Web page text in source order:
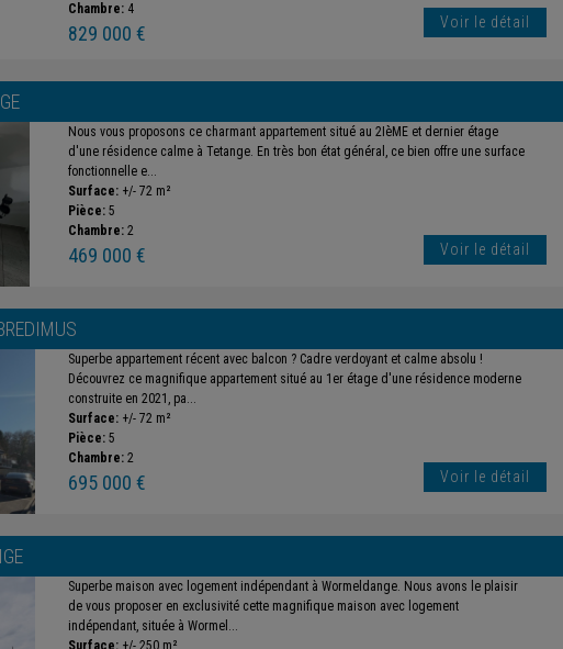
Chambre: 4
829 000 € Voir le détail
Nous vous proposons ce charmant appartement situé au 2IèME et dernier étage
d'une résidence calme à Tetange. En très bon état général, ce bien offre une surface
fonctionnelle e...
Surface: +/- 72 m²
Pièce: 5
Chambre: 2
469 000 € Voir le détail
Superbe appartement récent avec balcon ? Cadre verdoyant et calme absolu !
Découvrez ce magnifique appartement situé au 1er étage d'une résidence moderne
construite en 2021, pa...
Surface: +/- 72 m²
Pièce: 5
Chambre: 2
695 000 € Voir le détail
Superbe maison avec logement indépendant à Wormeldange. Nous avons le plaisir
de vous proposer en exclusivité cette magnifique maison avec logement
indépendant, située à Wormel...
Surface: +/- 250 m²